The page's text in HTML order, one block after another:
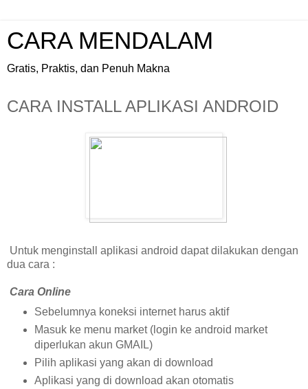
CARA MENDALAM
Gratis, Praktis, dan Penuh Makna
CARA INSTALL APLIKASI ANDROID
Untuk menginstall aplikasi android dapat dilakukan dengan
dua cara :
Online
Sebelumnya koneksi internet harus aktif
Masuk ke menu market (login ke android market
diperlukan akun GMAIL)
Pilih aplikasi yang akan di download
Aplikasi yang di download akan otomatis